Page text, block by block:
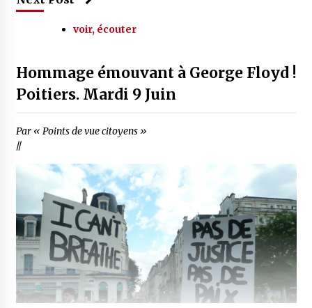
voir, écouter
Hommage émouvant à George Floyd !
Poitiers. Mardi 9 Juin
Par « Points de vue citoyens »
//